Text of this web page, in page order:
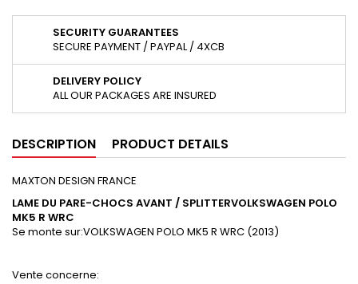
SECURITY GUARANTEES
SECURE PAYMENT / PAYPAL / 4XCB
DELIVERY POLICY
ALL OUR PACKAGES ARE INSURED
DESCRIPTION PRODUCT DETAILS
MAXTON DESIGN FRANCE
LAME DU PARE-CHOCS AVANT / SPLITTERVOLKSWAGEN POLO
MK5 R WRC
Se monte sur:VOLKSWAGEN POLO MK5 R WRC (2013)
Vente concerne: